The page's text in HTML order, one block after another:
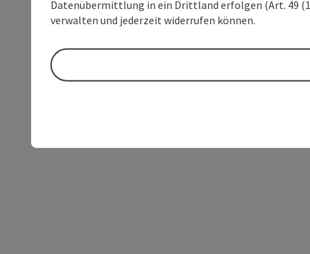
Datenübermittlung in ein Drittland erfolgen (Art. 49
verwalten und jederzeit widerrufen können.